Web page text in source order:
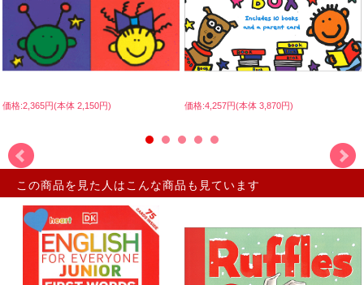
価格:2,365円(本体 2,150円) 価格:4,257円(本体 3,870円)
この商品を見た人はこんな商品も見ています